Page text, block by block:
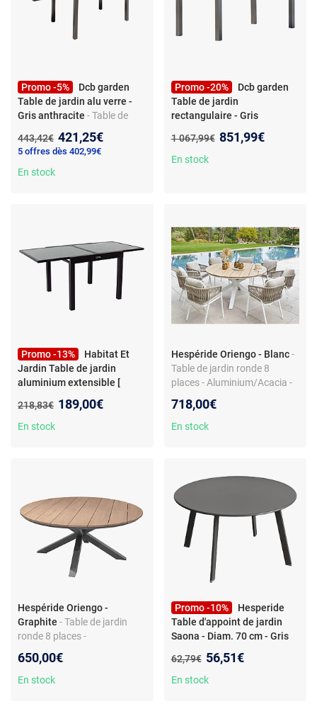
Promo -5%
Dcb garden
Table de jardin alu verre -
Gris anthracite - Table de
aluminium - plateau verre -
extensible - 6 à 8 convives
Ancien prix :
443,42€ Nouveau prix :
421,25€
5 offres dès 402,99€
En stock
Promo -20%
Dcb garden
Table de jardin
rectangulaire - Gris
rectangulaire - aluminium -
plateau céramique -
Ancien prix :
1 067,99€ Nouveau prix :
851,99€
En stock
Promo -13%
Habitat Et
Jardin Table de jardin
aluminium extensible [
Table de jardin extensible -
Aluminium - Plateau verre -
Ancien prix :
218,83€ Nouveau prix :
189,00€
En stock
Hespéride Oriengo - Blanc -
Table de jardin ronde 8
places - Aluminium/Acacia -
718,00€
En stock
Hespéride Oriengo -
Graphite - Table de jardin
ronde 8 places -
cm diamètre - Graphite
650,00€
En stock
Promo -10%
Hesperide
Table d'appoint de jardin
Saona - Diam. 70 cm - Gris
d'appoint de jardin Saona -
Diam. 70 cm - Gris graphite -
Ancien prix :
62,79€ Nouveau prix :
56,51€
En stock